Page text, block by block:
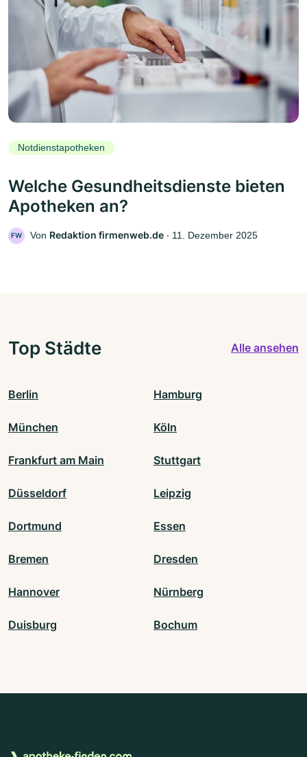
Notdienstapotheken
Welche Gesundheitsdienste bieten
Apotheken an?
FW Von Redaktion firmenweb.de ‧ 11. Dezember 2025
Top Städte Alle ansehen
Berlin Hamburg
München Köln
Frankfurt am Main Stuttgart
Düsseldorf Leipzig
Dortmund Essen
Bremen Dresden
Hannover Nürnberg
Duisburg Bochum